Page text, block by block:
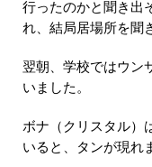
行ったのかと聞き出
れ、結局居場所を聞
翌朝、学校ではウン
いました。
ボナ（クリスタル）
いると、タンが現れ